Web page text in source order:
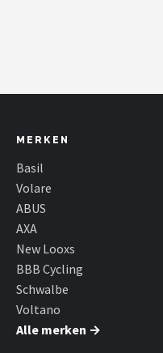
MERKEN
Basil
Volare
ABUS
AXA
New Looxs
BBB Cycling
Schwalbe
Voltano
Alle merken →